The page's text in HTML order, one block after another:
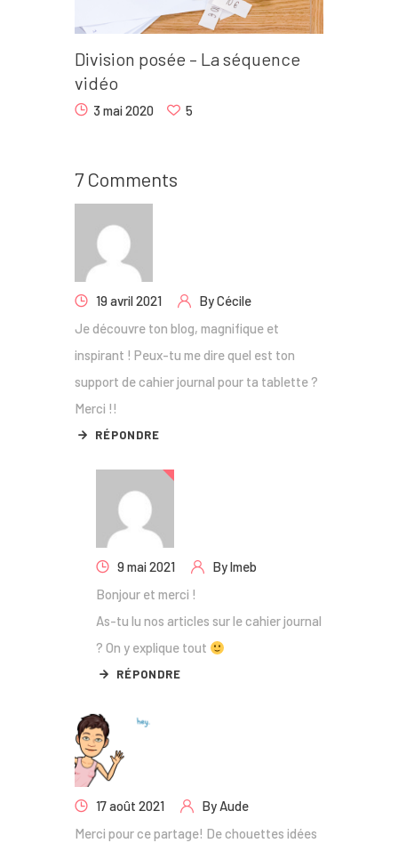
Division posée – La séquence
vidéo
3 mai 2020 5
7 Comments
19 avril 2021 ByCécile
Je découvre ton blog, magnifique et
inspirant ! Peux-tu me dire quel est ton
support de cahier journal pour ta tablette ?
Merci !!
RÉPONDRE
9 mai 2021 Bylmeb
Bonjour et merci !
As-tu lu nos articles sur le cahier journal
? On y explique tout
RÉPONDRE
17 août 2021 By Aude
Merci pour ce partage! De chouettes idées